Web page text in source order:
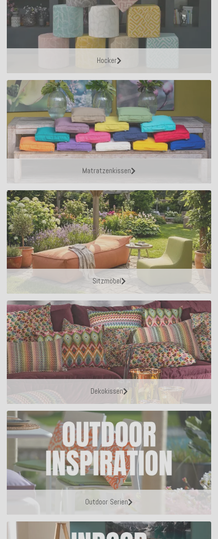
Hocker
Matratzenkissen
Sitzmöbel
Dekokissen
Outdoor Serien